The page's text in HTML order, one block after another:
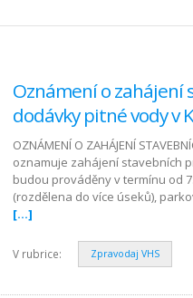
Oznámení o zahájení
dodávky pitné vody v
OZNÁMENÍ O ZAHÁJENÍ
oznamuje zahájení stavebních
budou prováděny v termínu od
(rozdělena do více úseků),
[…]
V rubrice: Zpravodaj VHS